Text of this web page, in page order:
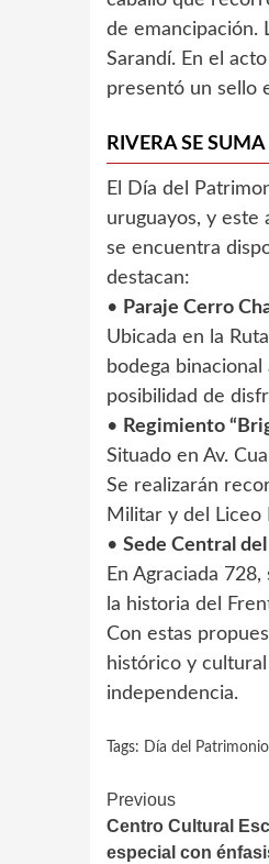
de emancipación.
Sarandí. En el
presentó un sello
RIVERA SE
El Día del
uruguayos, y este
se encuentra
destacan:
• Paraje Cerro
Ubicada en la
bodega
posibilidad de
• Regimiento
Situado en Av.
Se realizarán
Militar y del Liceo
• Sede Central
En Agraciada
la historia del
Con estas
histórico y
independencia.
Tags: Día del Patrimonio
Continue
Reading
Previous
Centro Cultural
especial con